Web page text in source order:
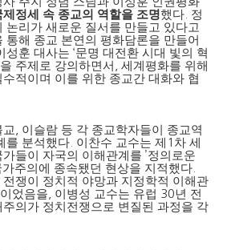
제정세 속 종교의 역할을 조명했다 정
논리가 새로운 질서를 만들고 있다고
통해 종교 본연의 평화담론을 만들어
성훈 대사는‘문명 대전환 시대 빛의 혁
주제로 강의하면서
세계평화를 위해
적이며 이를 위한 종교간 대화와 협
교
이슬람 등 각 종교학자들이 종교역
를 분석했다 이찬수 교수는 제 1 차 세
가들이 자국의 이해관계를’정의로운
주의에 종속됐던 현상을 지적했다
쟁이 정치적 야망과 지정학적 이해관
었음을
이병성 교수는 유럽 30년 전
의가 정치전쟁으로 변질된 과정을 각